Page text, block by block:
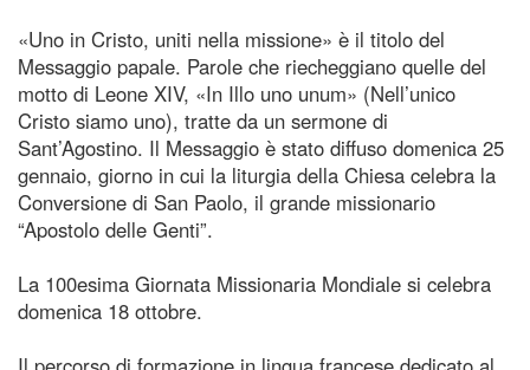
«Uno in Cristo, uniti nella missione» è il titolo del
Messaggio papale. Parole che riecheggiano quelle del
motto di Leone XIV, «In Illo uno unum» (Nell’unico
Cristo siamo uno), tratte da un sermone di
Sant’Agostino. Il Messaggio è stato diffuso domenica 25
gennaio, giorno in cui la liturgia della Chiesa celebra la
Conversione di San Paolo, il grande missionario
“Apostolo delle Genti”.
La 100esima Giornata Missionaria Mondiale si celebra
domenica 18 ottobre.